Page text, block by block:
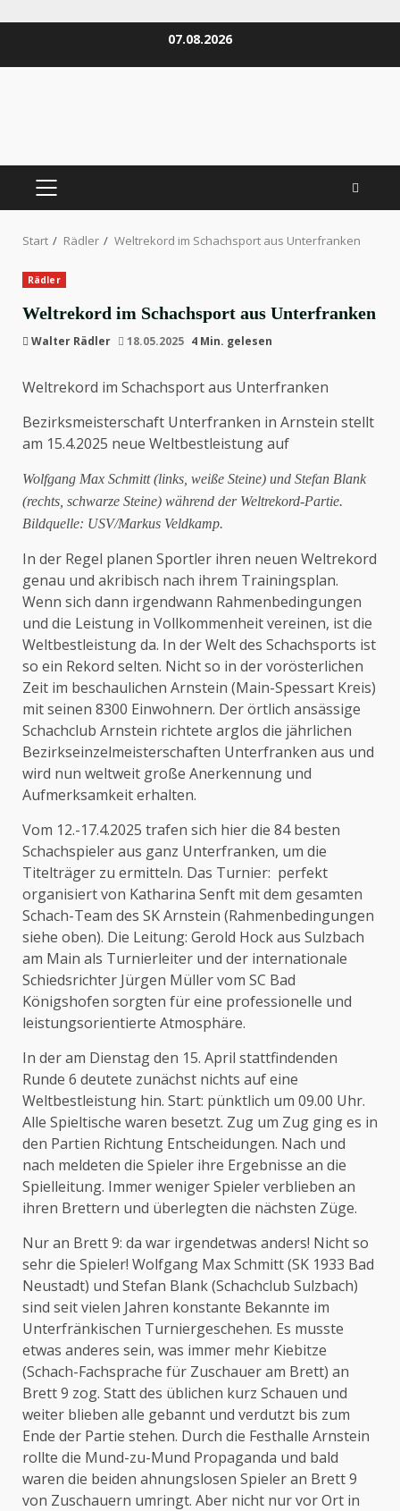
07.08.2026
PRIMÄRES
Start Rädler Weltrekord im Schachsport aus Unterfranken
Rädler
Weltrekord im Schachsport aus Unterfranken
Walter Rädler 18.05.2025 4 Min. gelesen
Weltrekord im Schachsport aus Unterfranken
Bezirksmeisterschaft Unterfranken in Arnstein stellt
am 15.4.2025 neue Weltbestleistung auf
Wolfgang Max Schmitt (links, weiße Steine) und Stefan Blank
(rechts, schwarze Steine) während der Weltrekord-Partie.
Bildquelle: USV/Markus Veldkamp.
In der Regel planen Sportler ihren neuen Weltrekord
genau und akribisch nach ihrem Trainingsplan.
Wenn sich dann irgendwann Rahmenbedingungen
und die Leistung in Vollkommenheit vereinen, ist die
Weltbestleistung da. In der Welt des Schachsports ist
so ein Rekord selten. Nicht so in der vorösterlichen
Zeit im beschaulichen Arnstein (Main-Spessart Kreis)
mit seinen 8300 Einwohnern. Der örtlich ansässige
Schachclub Arnstein richtete arglos die jährlichen
Bezirkseinzelmeisterschaften Unterfranken aus und
wird nun weltweit große Anerkennung und
Aufmerksamkeit erhalten.
Vom 12.-17.4.2025 trafen sich hier die 84 besten
Schachspieler aus ganz Unterfranken, um die
Titelträger zu ermitteln. Das Turnier: perfekt
organisiert von Katharina Senft mit dem gesamten
Schach-Team des SK Arnstein (Rahmenbedingungen
siehe oben). Die Leitung: Gerold Hock aus Sulzbach
am Main als Turnierleiter und der internationale
Schiedsrichter Jürgen Müller vom SC Bad
Königshofen sorgten für eine professionelle und
leistungsorientierte Atmosphäre.
In der am Dienstag den 15. April stattfindenden
Runde 6 deutete zunächst nichts auf eine
Weltbestleistung hin. Start: pünktlich um 09.00 Uhr.
Alle Spieltische waren besetzt. Zug um Zug ging es in
den Partien Richtung Entscheidungen. Nach und
nach meldeten die Spieler ihre Ergebnisse an die
Spielleitung. Immer weniger Spieler verblieben an
ihren Brettern und überlegten die nächsten Züge.
Nur an Brett 9: da war irgendetwas anders! Nicht so
sehr die Spieler! Wolfgang Max Schmitt (SK 1933 Bad
Neustadt) und Stefan Blank (Schachclub Sulzbach)
sind seit vielen Jahren konstante Bekannte im
Unterfränkischen Turniergeschehen. Es musste
etwas anderes sein, was immer mehr Kiebitze
(Schach-Fachsprache für Zuschauer am Brett) an
Brett 9 zog. Statt des üblichen kurz Schauen und
weiter blieben alle gebannt und verdutzt bis zum
Ende der Partie stehen. Durch die Festhalle Arnstein
rollte die Mund-zu-Mund Propaganda und bald
waren die beiden ahnungslosen Spieler an Brett 9
von Zuschauern umringt. Aber nicht nur vor Ort in